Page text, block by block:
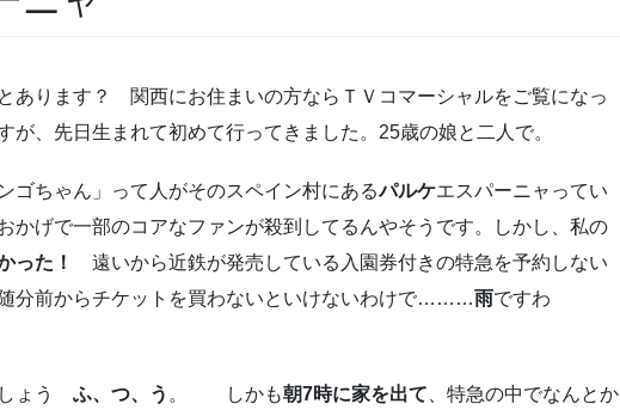
あります？ 関西にお住まいの方ならＴＶコマーシャルをご覧になっ
が、先日生まれて初めて行ってきました。25歳の娘と二人で。
ゴちゃん」って人がそのスペイン村にあるパルケエスパーニャってい
かげで一部のコアなファンが殺到してるんやそうです。しかし、私の
った！
遠いから近鉄が発売している入園券付きの特急を予約しない
分前からチケットを買わないといけないわけで………雨ですわ
ょう ふ、つ、う 。 しかも朝7時に家を出て 、特急の中でなんとか